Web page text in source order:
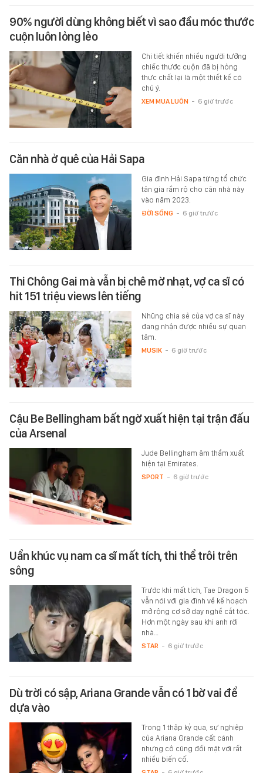
90% người dùng không biết vì sao đầu móc thước
cuộn luôn lỏng lẻo
Chi tiết khiến nhiều người tưởng
chiếc thước cuộn đã bị hỏng
thực chất lại là một thiết kế có
chủ ý.
XEM MUA LUÔN - 6 giờ trước
Căn nhà ở quê của Hải Sapa
Gia đình Hải Sapa từng tổ chức
tân gia rầm rộ cho căn nhà này
vào năm 2023.
ĐỜI SỐNG - 6 giờ trước
Thi Chông Gai mà vẫn bị chê mờ nhạt, vợ ca sĩ có
hit 151 triệu views lên tiếng
Nhũng chia sẻ của vợ ca sĩ này
đang nhận được nhiều sự quan
tâm.
MUSIK - 6 giờ trước
Cậu Be Bellingham bất ngờ xuất hiện tại trận đấu
của Arsenal
Jude Bellingham âm thầm xuất
hiện tại Emirates.
SPORT - 6 giờ trước
Uẩn khúc vụ nam ca sĩ mất tích, thi thể trôi trên
sông
Trước khi mất tích, Tae Dragon 5
vẫn nói với gia đình về kế hoạch
mở rộng cơ sở dạy nghề cắt tóc.
Hơn một ngày sau khi anh rời
nhà…
STAR - 6 giờ trước
Dù trời có sập, Ariana Grande vẫn có 1 bờ vai để
dựa vào
Trong 1 thập kỷ qua, sự nghiệp
của Ariana Grande cất cánh
nhưng cô cũng đối mặt với rất
nhiều biến cố.